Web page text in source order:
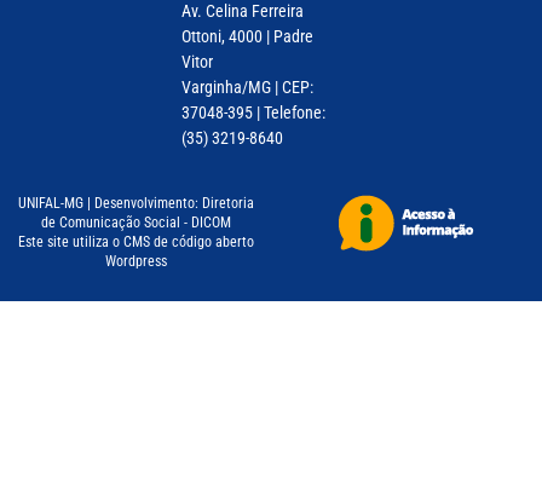
Av. Celina Ferreira
Ottoni, 4000 | Padre
Vitor
Varginha/MG | CEP:
37048-395 | Telefone:
(35) 3219-8640
UNIFAL-MG | Desenvolvimento: Diretoria
de Comunicação Social - DICOM
Este site utiliza o CMS de código aberto
Wordpress